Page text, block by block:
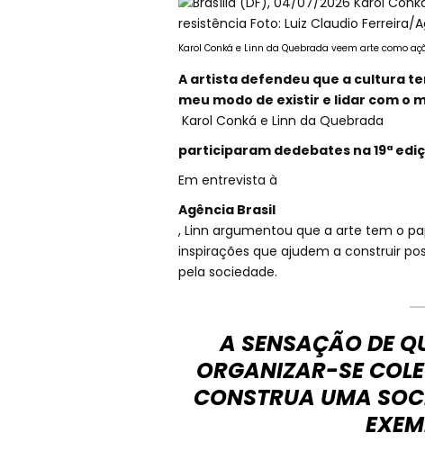
Karol Conká e Linn da Quebrada veem arte como
A artista defendeu que a cultura
meu modo de existir e lidar com o
Karol Conká e Linn da Quebrada
participaram dedebates na 19ª
Em entrevista à
Agência Brasil
, Linn argumentou que a arte tem o
inspirações que ajudem a construir
pela sociedade.
A SENSAÇÃO DE
ORGANIZAR-SE
CONSTRUA UMA